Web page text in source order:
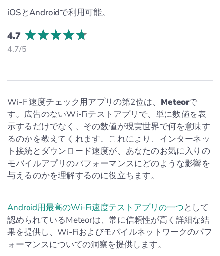
iOSとAndroidで利用可能。
4.7
4.7/5
Wi-Fi速度チェック用アプリの第2位は、 Meteorで
す。広告のないWi-Fiテストアプリで、単に数値を表
示するだけでなく、その数値が現実世界で何を意味す
るのかを教えてくれます。これにより、インターネッ
ト接続とダウンロード速度が、あなたのお気に入りの
モバイルアプリのパフォーマンスにどのような影響を
与えるのかを理解するのに役立ちます。
Android用最高のWi-Fi速度テストアプリの一つとして
認められているMeteorは、常に信頼性が高く詳細な結
果を提供し、Wi-Fiおよびモバイルネットワークのパフ
ォーマンスについての洞察を提供します。